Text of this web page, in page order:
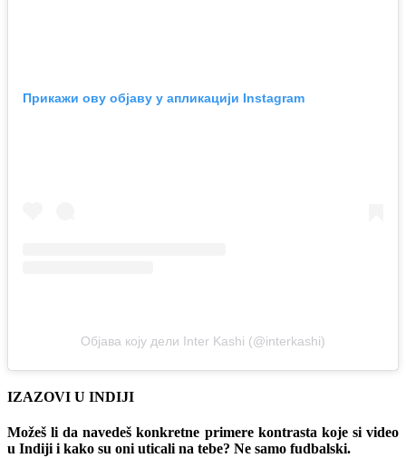
Прикажи ову објаву у апликацији Instagram
Објава коју дели Inter Kashi (@interkashi)
IZAZOVI U INDIJI
Možeš li da navedeš konkretne primere kontrasta koje si video
u Indiji i kako su oni uticali na tebe? Ne samo fudbalski.